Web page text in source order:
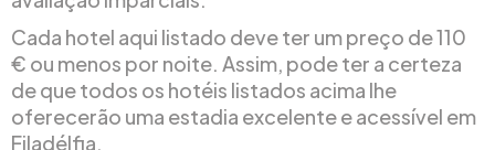
Cada hotel aqui listado deve ter um preço de 110
€ ou menos por noite. Assim, pode ter a certeza
de que todos os hotéis listados acima lhe
oferecerão uma estadia excelente e acessível em
Filadélfia.